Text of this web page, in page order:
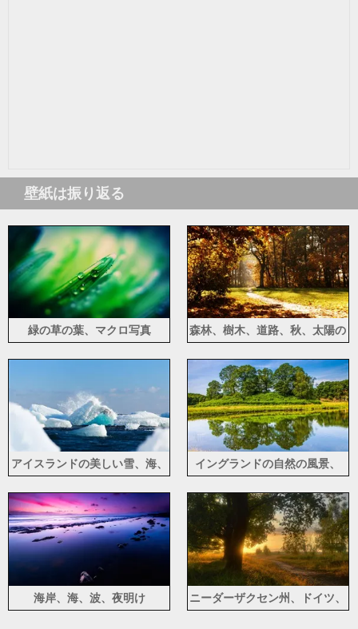
壁紙は振り返る
緑の草の葉、マクロ写真
森林、樹木、道路、秋、太陽の
アイスランドの美しい雪、海、
イングランドの自然の風景、
海岸、海、波、夜明け
ニーダーザクセン州、ドイツ、